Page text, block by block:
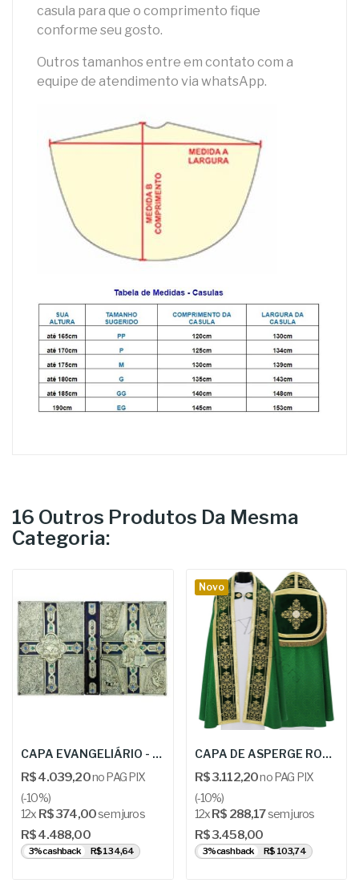
casula para que o comprimento fique
conforme seu gosto.
Outros tamanhos entre em contato com a
equipe de atendimento via whatsApp.
16 Outros Produtos Da Mesma
Categoria:
CAPA EVANGELIÁRIO - AADF -AF018
R$ 4.039,20no PAG PIX
(-10%)
12x R$ 374,00sem juros
R$ 4.488,00
3% cashback R$ 134,64
Novo
CAPA DE ASPERGE ROMANA - ARS KT573-AR25
R$ 3.112,20no PAG PIX
(-10%)
12xR$ 288,17sem juros
R$ 3.458,00
3% cashback R$ 103,74